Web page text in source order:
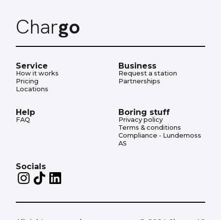
Chargo
Service
How it works
Pricing
Locations
Business
Request a station
Partnerships
Help
FAQ
Boring stuff
Privacy policy
Terms & conditions
Compliance - Lundemoss
AS
Socials